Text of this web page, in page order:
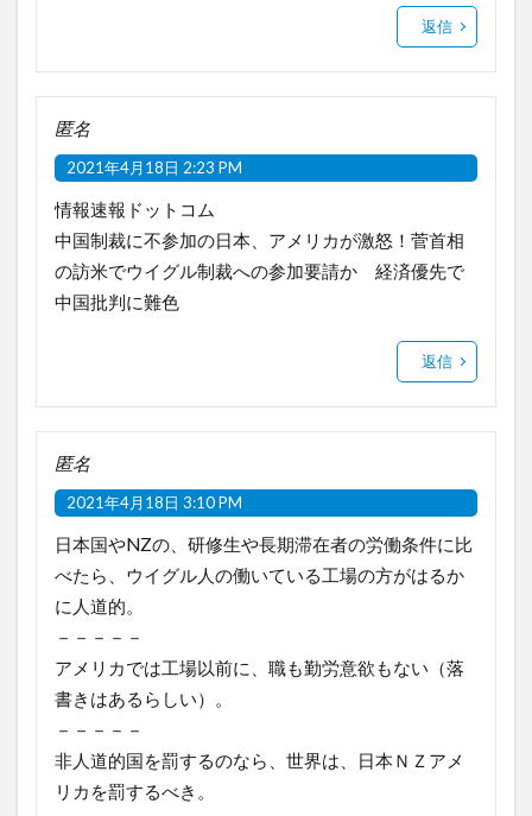
返信
匿名
2021年4月18日 2:23 PM
情報速報ドットコム
中国制裁に不参加の日本、アメリカが激怒！菅首相
の訪米でウイグル制裁への参加要請か 経済優先で
中国批判に難色
返信
匿名
2021年4月18日 3:10 PM
日本国やNZの、研修生や長期滞在者の労働条件に比
べたら、ウイグル人の働いている工場の方がはるか
に人道的。
－－－－－
アメリカでは工場以前に、職も勤労意欲もない（落
書きはあるらしい）。
－－－－－
非人道的国を罰するのなら、世界は、日本ＮＺアメ
リカを罰するべき。